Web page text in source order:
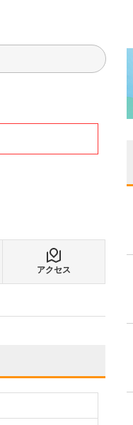
アクセス